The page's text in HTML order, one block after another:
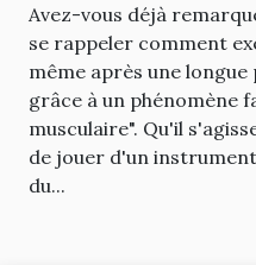
Avez-vous déjà
se rappeler comment
même après une
grâce à un phénomène
musculaire". Qu'il
de jouer d'un
du...